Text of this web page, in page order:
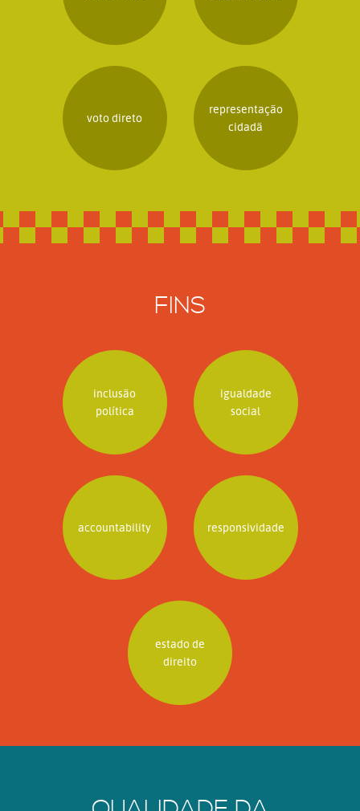
voto direto
representação
cidadã
FINS
inclusão
política
igualdade
social
accountability responsividade
estado de
direito